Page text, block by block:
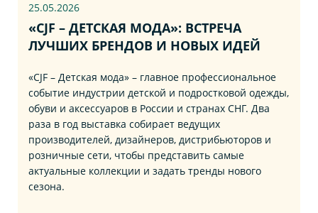
25.05.2026
«CJF – ДЕТСКАЯ МОДА»: ВСТРЕЧА
ЛУЧШИХ БРЕНДОВ И НОВЫХ ИДЕЙ
«CJF – Детская мода» – главное профессиональное
событие индустрии детской и подростковой одежды,
обуви и аксессуаров в России и странах СНГ. Два
раза в год выставка собирает ведущих
производителей, дизайнеров, дистрибьюторов и
розничные сети, чтобы представить самые
актуальные коллекции и задать тренды нового
сезона.